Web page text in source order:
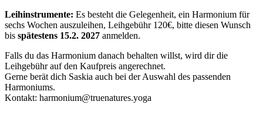
Leihinstrumente: Es besteht die Gelegenheit, ein Harmonium für
sechs Wochen auszuleihen, Leihgebühr 120€, bitte diesen Wunsch
bis spätestens 15.2. 2027 anmelden.
Falls du das Harmonium danach behalten willst, wird dir die
Leihgebühr auf den Kaufpreis angerechnet.
Gerne berät dich Saskia auch bei der Auswahl des passenden
Harmoniums.
Kontakt: harmonium@truenatures.yoga